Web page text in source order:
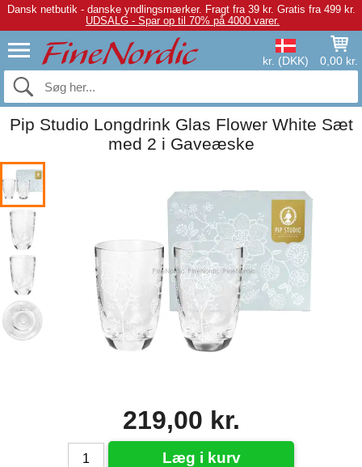
Dansk netbutik - danske yndlingsmærker. Fragt fra 39 kr. Gratis fra 499 kr.
UDSALG - Spar op til 70% på 4000 varer.
kr. (DKK) 0,00 kr.
Pip Studio Longdrink Glas Flower White Sæt
med 2 i Gaveæske
219,00 kr.
Læg i kurv